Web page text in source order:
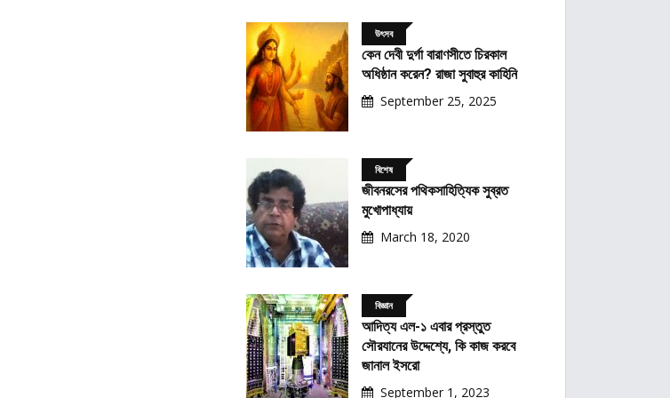
উৎসব
কেন দেবী দুর্গা বারাণসীতে চিরকাল
অধিষ্ঠান করেন? রাজা সুবাহুর কাহিনি
September 25, 2025
বিশেষ
জীবনরসের পথিকসাহিত্যিক সুব্রত
মুখোপাধ্যায়
March 18, 2020
বিজ্ঞান
আদিত্য এল-১ এবার প্রস্তুত
সৌরযানের উদ্দেশ্যে, কি কাজ করবে
জানাল ইসরো
September 1, 2023